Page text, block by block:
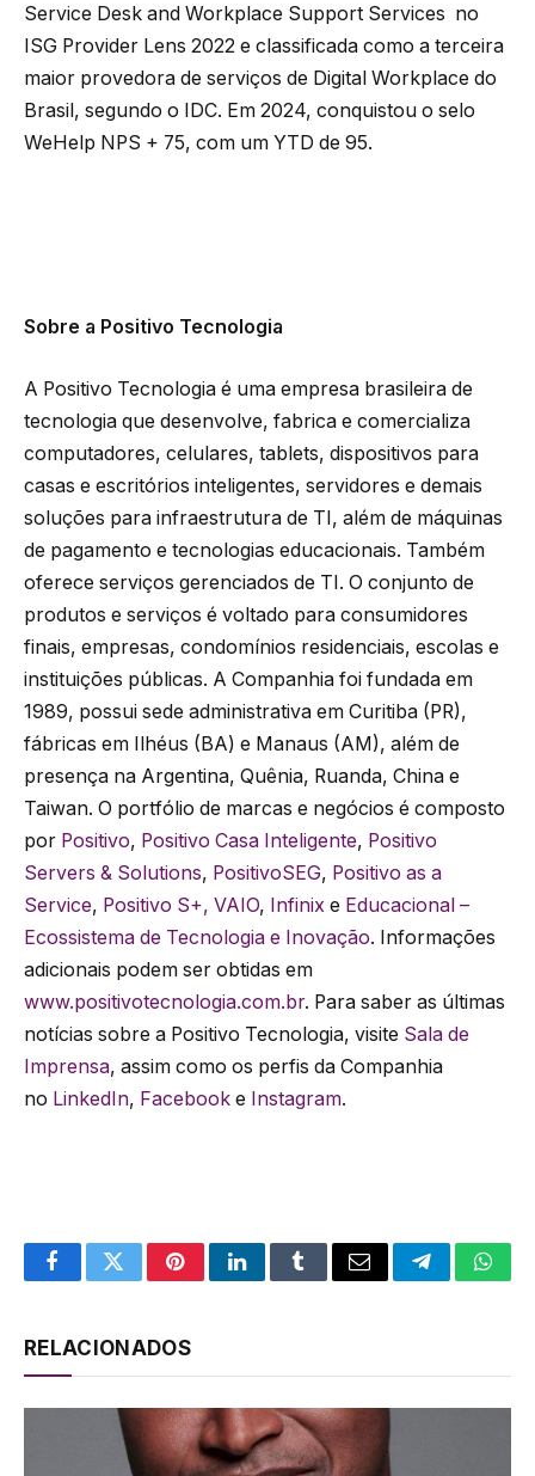
Service Desk and Workplace Support Services no
ISG Provider Lens 2022 e classificada como a terceira
maior provedora de serviços de Digital Workplace do
Brasil, segundo o IDC. Em 2024, conquistou o selo
WeHelp NPS + 75, com um YTD de 95.
Sobre a Positivo Tecnologia
A Positivo Tecnologia é uma empresa brasileira de
tecnologia que desenvolve, fabrica e comercializa
computadores, celulares, tablets, dispositivos para
casas e escritórios inteligentes, servidores e demais
soluções para infraestrutura de TI, além de máquinas
de pagamento e tecnologias educacionais. Também
oferece serviços gerenciados de TI. O conjunto de
produtos e serviços é voltado para consumidores
finais, empresas, condomínios residenciais, escolas e
instituições públicas. A Companhia foi fundada em
1989, possui sede administrativa em Curitiba (PR),
fábricas em Ilhéus (BA) e Manaus (AM), além de
presença na Argentina, Quênia, Ruanda, China e
Taiwan. O portfólio de marcas e negócios é composto
por Positivo, Positivo Casa Inteligente, Positivo
Servers & Solutions, PositivoSEG, Positivo as a
Service, Positivo S+, VAIO, Infinix e Educacional –
Ecossistema de Tecnologia e Inovação. Informações
adicionais podem ser obtidas em
www.positivotecnologia.com.br. Para saber as últimas
notícias sobre a Positivo Tecnologia, visite Sala de
Imprensa, assim como os perfis da Companhia
no LinkedIn, Facebook e Instagram.
FacebookTwitterPinterestLinkedInTumblrEmail Telegram
RELACIONADOS